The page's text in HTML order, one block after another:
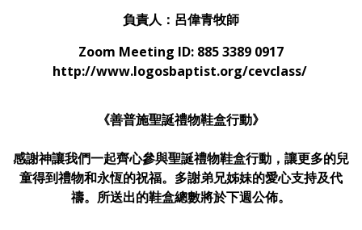
負責人：呂偉青牧師
Zoom Meeting ID: 885 3389 0917
http://www.logosbaptist.org/cevclass/
《善普施聖誕禮物鞋盒行動》
感謝神讓我們一起齊心參與聖誕禮物鞋盒行動，讓更多的兒
童得到禮物和永恆的祝福。多謝弟兄姊妹的愛心支持及代
禱。所送出的鞋盒總數將於下週公佈。